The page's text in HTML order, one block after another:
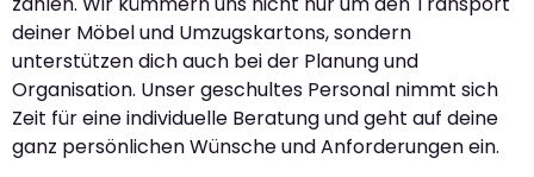
deiner Möbel und Umzugskartons, sondern
unterstützen dich auch bei der Planung und
Organisation. Unser geschultes Personal nimmt sich
Zeit für eine individuelle Beratung und geht auf deine
ganz persönlichen Wünsche und Anforderungen ein.